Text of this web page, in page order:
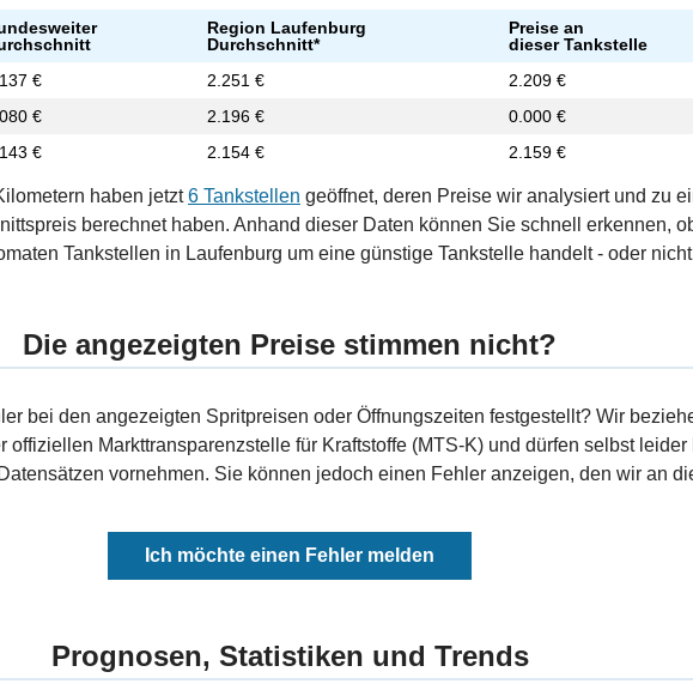
Region Laufenburg
Durchschnitt*
Preise an
dieser Tankstelle
€ 2.251 €
2.209 €
€ 2.196 €
0.000 €
€ 2.154 € 2.159 €
haben jetzt6 Tankstellen geöffnet, deren Preise wir analysiert und zu
berechnet haben. Anhand dieser Daten können Sie schnell erkennen,
Tankstellen in Laufenburg um eine günstige Tankstelle handelt - oder
Die angezeigten Preise stimmen nicht?
bei den angezeigten Spritpreisen oder Öffnungszeiten festgestellt? Wir
offiziellen Markttransparenzstelle für Kraftstoffe (MTS-K) und dürfen selbst leider
vornehmen. Sie können jedoch einen Fehler anzeigen, den wir an
Ich möchte einen Fehler melden
Prognosen, Statistiken und Trends